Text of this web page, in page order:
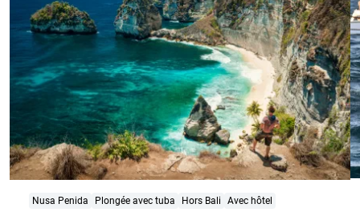
Nusa Penida Plongée avec tuba Hors Bali Avec hôtel